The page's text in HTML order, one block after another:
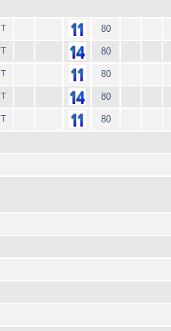
T 80
T 80
T 80
T 80
T 80